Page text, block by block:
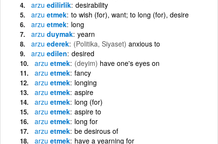
arzu edilirlik desirability
arzu etmek to wish (for), want; to long (for), desire
arzu etmek long
arzu duymak yearn
arzu ederek (Politika, Siyaset) anxious to
arzu edilen desired
arzu etmek (deyim) have one's eyes on
arzu etmek fancy
arzu etmek longing
arzu etmek aspire
arzu etmek long (for)
arzu etmek aspire to
arzu etmek long for
arzu etmek be desirous of
arzu etmek have a yearning for